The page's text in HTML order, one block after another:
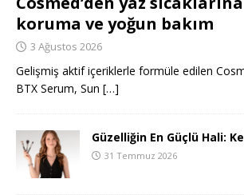
koruma ve yoğun bakım
3 Ağustos 2026
Gelişmiş aktif içeriklerle formüle edilen
BTX Serum, Sun […]
Güzelliğin En Güçlü Hali:
31 Temmuz 2026